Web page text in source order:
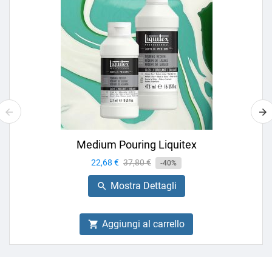
Medium Pouring Liquitex
Prezzo
22,68 € Prezzo
base
37,80 € -40%
 Mostra Dettagli
 Aggiungi al carrello